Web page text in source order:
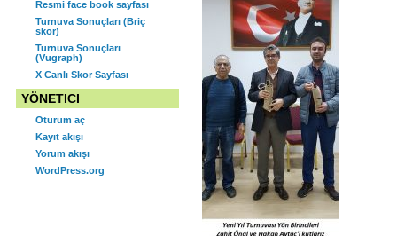
Resmi face book sayfası
Turnuva Sonuçları (Briç
skor)
Turnuva Sonuçları
(Vugraph)
X Canlı Skor Sayfası
YÖNETICI
Oturum aç
Kayıt akışı
Yorum akışı
WordPress.org